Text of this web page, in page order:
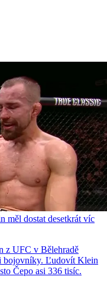
měl dostat desetkrát víc
z UFC v Bělehradě
bojovníky. Ľudovít Klein
Čepo asi 336 tisíc.